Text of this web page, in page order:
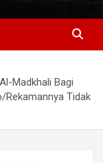
Madkhali Bagi
Rekamannya Tidak